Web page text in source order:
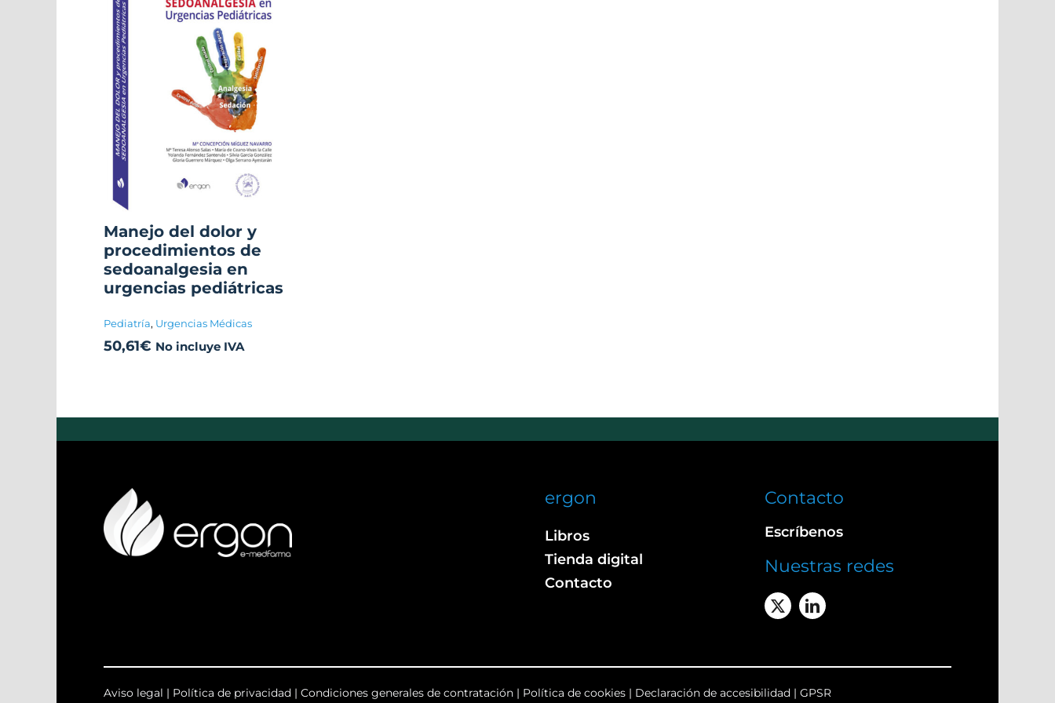
Manejo del dolor y
procedimientos de
sedoanalgesia en
urgencias pediátricas
Pediatría, Urgencias Médicas
50,61€ No incluye IVA
ergon
Libros
Tienda digital
Contacto
Contacto
Escríbenos
Nuestras redes
Aviso legal | Política de privacidad | Condiciones generales de contratación| Política de cookies| Declaración de accesibilidad| GPSR